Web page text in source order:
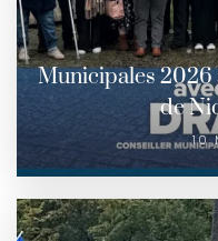
Municipales 2026
de
10